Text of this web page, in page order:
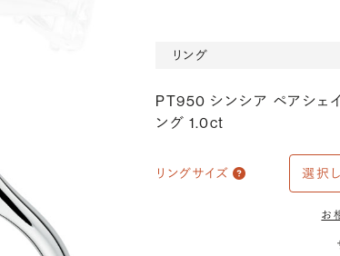
リング
PT950 シンシア ペアシェ
ング 1.0ct
リングサイズ
お